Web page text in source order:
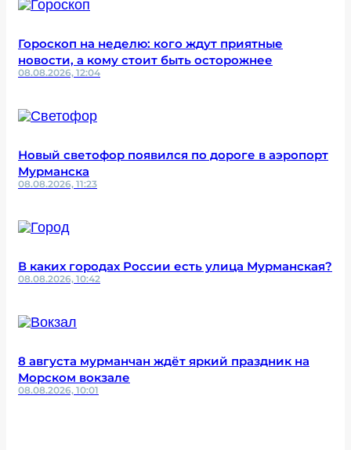
Гороскоп на неделю: кого ждут приятные
новости, а кому стоит быть осторожнее
08.08.2026, 12:04
Новый светофор появился по дороге в аэропорт
Мурманска
08.08.2026, 11:23
В каких городах России есть улица Мурманская?
08.08.2026, 10:42
8 августа мурманчан ждёт яркий праздник на
Морском вокзале
08.08.2026, 10:01